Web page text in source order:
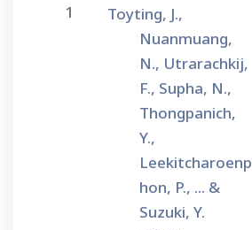
1
Toyting, J.,
Nuanmuang,
N., Utrarachkij,
F., Supha, N.,
Thongpanich,
Y.,
Leekitcharoenp
hon, P., ... &
Suzuki, Y.